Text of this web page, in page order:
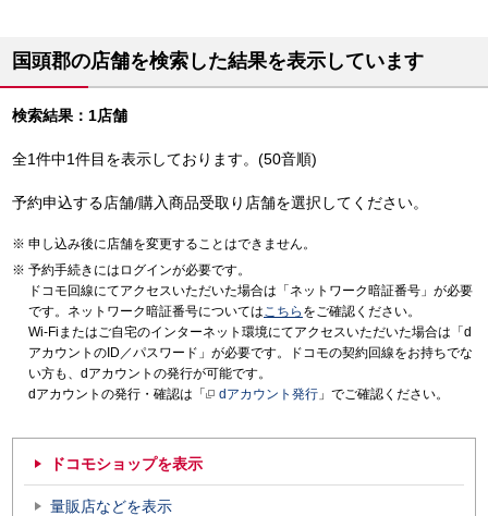
国頭郡の店舗を検索した結果を表示しています
検索結果：1店舗
全1件中1件目を表示しております。(50音順)
予約申込する店舗/購入商品受取り店舗を選択してください。
申し込み後に店舗を変更することはできません。
予約手続きにはログインが必要です。
ドコモ回線にてアクセスいただいた場合は「ネットワーク暗証番号」が必要
です。ネットワーク暗証番号についてはこちら をご確認ください。
Wi-Fiまたはご自宅のインターネット環境にてアクセスいただいた場合は「d
アカウントのID／パスワード」が必要です。ドコモの契約回線をお持ちでな
い方も、dアカウントの発行が可能です。
dアカウントの発行・確認は「
dアカウント発行 」でご確認ください。
ドコモショップを表示
量販店などを表示